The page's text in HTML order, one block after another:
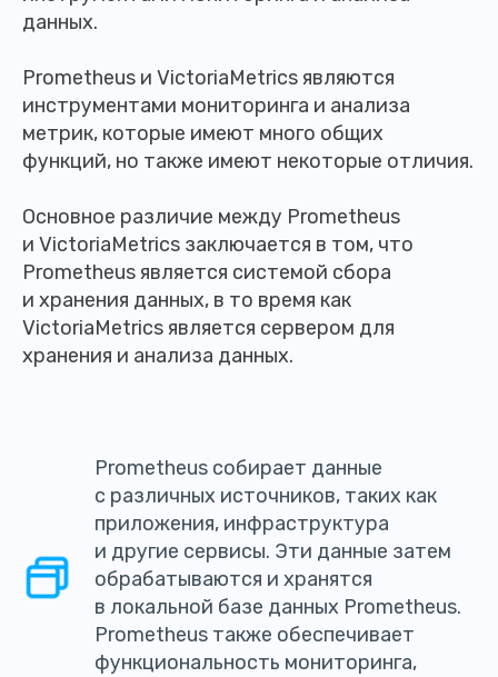
данных.
Prometheus и VictoriaMetrics являются
инструментами мониторинга и анализа
метрик, которые имеют много общих
функций, но также имеют некоторые отличия.
Основное различие между Prometheus
и VictoriaMetrics заключается в том, что
Prometheus является системой сбора
и хранения данных, в то время как
VictoriaMetrics является сервером для
хранения и анализа данных.
Prometheus собирает данные
с различных источников, таких как
приложения, инфраструктура
и другие сервисы. Эти данные затем
обрабатываются и хранятся
в локальной базе данных Prometheus.
Prometheus также обеспечивает
функциональность мониторинга,